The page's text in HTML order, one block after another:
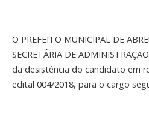
O PREFEITO MUNICIPAL DE
SECRETÁRIA DE
da desistência do candidato em
edital 004/2018, para o cargo